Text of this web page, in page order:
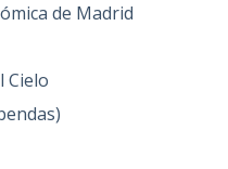
de Madrid
Cielo